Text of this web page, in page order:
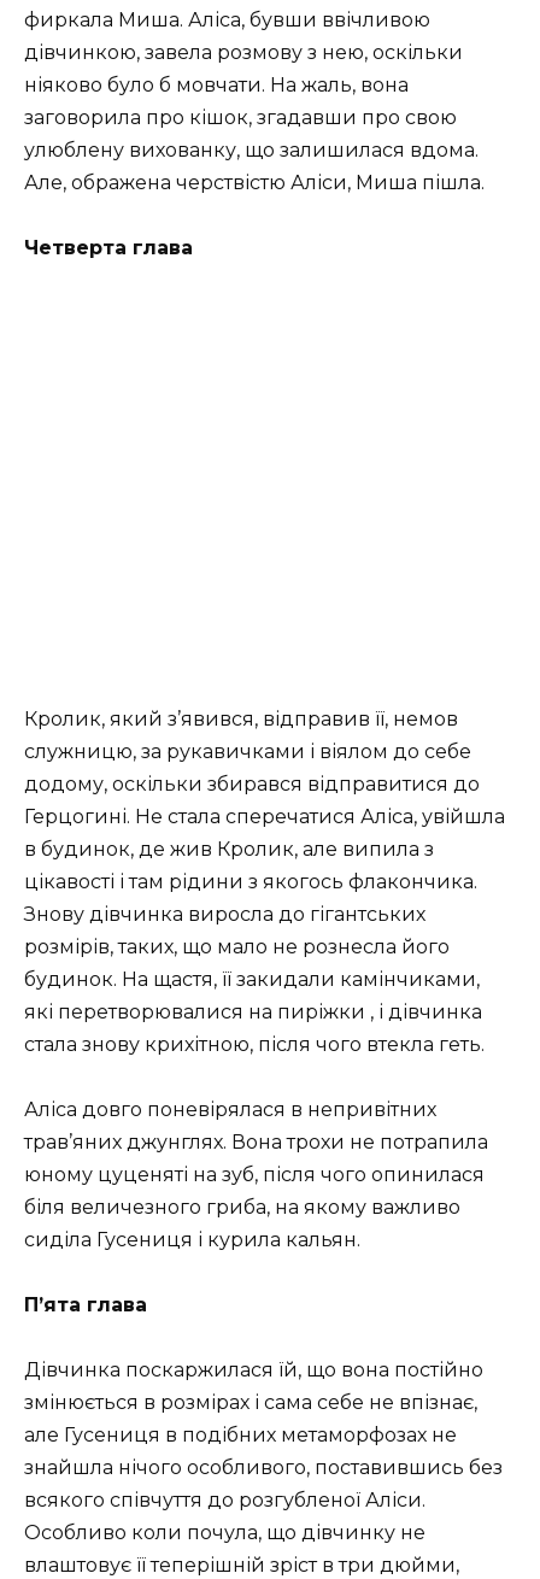
фиркала Миша. Аліса, бувши ввічливою
дівчинкою, завела розмову з нею, оскільки
ніяково було б мовчати. На жаль, вона
заговорила про кішок, згадавши про свою
улюблену вихованку, що залишилася вдома.
Але, ображена черствістю Аліси, Миша пішла.
Четверта глава
Кролик, який з’явився, відправив її, немов
служницю, за рукавичками і віялом до себе
додому, оскільки збирався відправитися до
Герцогині. Не стала сперечатися Аліса, увійшла
в будинок, де жив Кролик, але випила з
цікавості і там рідини з якогось флакончика.
Знову дівчинка виросла до гігантських
розмірів, таких, що мало не рознесла його
будинок. На щастя, її закидали камінчиками,
які перетворювалися на пиріжки , і дівчинка
стала знову крихітною, після чого втекла геть.
Аліса довго поневірялася в непривітних
трав’яних джунглях. Вона трохи не потрапила
юному цуценяті на зуб, після чого опинилася
біля величезного гриба, на якому важливо
сиділа Гусениця і курила кальян.
П’ята глава
Дівчинка поскаржилася їй, що вона постійно
змінюється в розмірах і сама себе не впізнає,
але Гусениця в подібних метаморфозах не
знайшла нічого особливого, поставившись без
всякого співчуття до розгубленої Аліси.
Особливо коли почула, що дівчинку не
влаштовує її теперішній зріст в три дюйми,